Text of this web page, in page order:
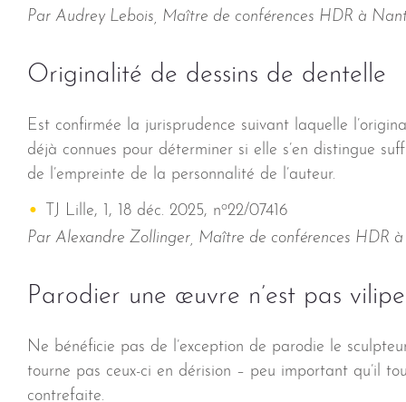
Par Audrey Lebois, Maître de conférences HDR à
Originalité de dessins de dentelle
Est confirmée la jurisprudence suivant laquelle
déjà connues pour déterminer si elle s’en distingue
de l’empreinte de la personnalité de l’auteur.
TJ Lille, 1, 18 déc. 2025, no22/07416
Par Alexandre Zollinger, Maître de conférences HDR à
Parodier une œuvre n’est pas
Ne bénéficie pas de l’exception de parodie le
tourne pas ceux-ci en dérision – peu important qu’il
contrefaite.